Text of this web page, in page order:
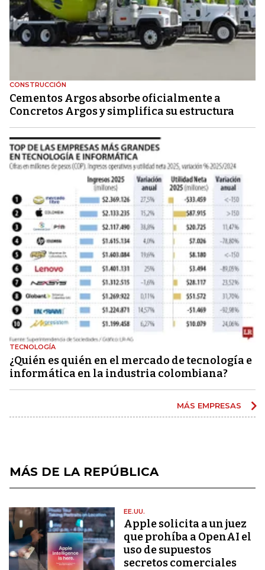
CONSTRUCCIÓN
Cementos Argos absorbe oficialmente a
Concretos Argos y simplifica su estructura
TECNOLOGÍA
¿Quién es quién en el mercado de tecnología e
informática en la industria colombiana?
MÁS EMPRESAS
MÁS DE LA REPÚBLICA
EE.UU.
Apple solicita a un juez
que prohíba a OpenAI el
uso de supuestos
secretos comerciales